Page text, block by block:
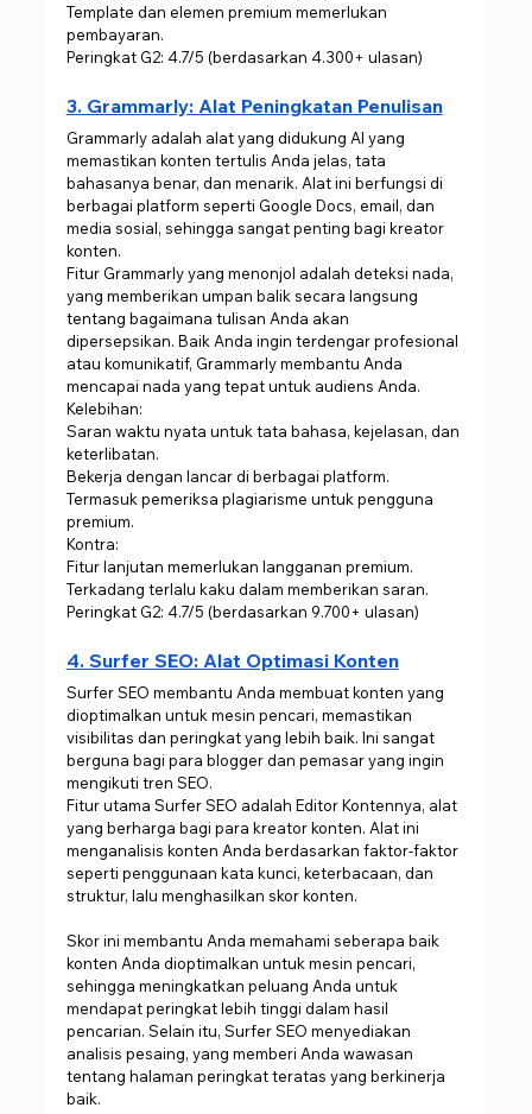
Template dan elemen premium memerlukan
pembayaran.
Peringkat G2: 4.7/5 (berdasarkan 4.300+ ulasan)
3. Grammarly: Alat Peningkatan Penulisan
Grammarly adalah alat yang didukung AI yang
memastikan konten tertulis Anda jelas, tata
bahasanya benar, dan menarik. Alat ini berfungsi di
berbagai platform seperti Google Docs, email, dan
media sosial, sehingga sangat penting bagi kreator
konten.
Fitur Grammarly yang menonjol adalah deteksi nada,
yang memberikan umpan balik secara langsung
tentang bagaimana tulisan Anda akan
dipersepsikan. Baik Anda ingin terdengar profesional
atau komunikatif, Grammarly membantu Anda
mencapai nada yang tepat untuk audiens Anda.
Kelebihan:
Saran waktu nyata untuk tata bahasa, kejelasan, dan
keterlibatan.
Bekerja dengan lancar di berbagai platform.
Termasuk pemeriksa plagiarisme untuk pengguna
premium.
Kontra:
Fitur lanjutan memerlukan langganan premium.
Terkadang terlalu kaku dalam memberikan saran.
Peringkat G2: 4.7/5 (berdasarkan 9.700+ ulasan)
4. Surfer SEO: Alat Optimasi Konten
Surfer SEO membantu Anda membuat konten yang
dioptimalkan untuk mesin pencari, memastikan
visibilitas dan peringkat yang lebih baik. Ini sangat
berguna bagi para blogger dan pemasar yang ingin
mengikuti tren SEO.
Fitur utama Surfer SEO adalah Editor Kontennya, alat
yang berharga bagi para kreator konten. Alat ini
menganalisis konten Anda berdasarkan faktor-faktor
seperti penggunaan kata kunci, keterbacaan, dan
struktur, lalu menghasilkan skor konten.
Skor ini membantu Anda memahami seberapa baik
konten Anda dioptimalkan untuk mesin pencari,
sehingga meningkatkan peluang Anda untuk
mendapat peringkat lebih tinggi dalam hasil
pencarian. Selain itu, Surfer SEO menyediakan
analisis pesaing, yang memberi Anda wawasan
tentang halaman peringkat teratas yang berkinerja
baik.